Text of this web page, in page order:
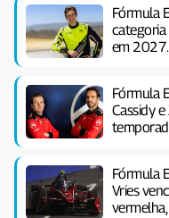
Fórmula
categoria
em 2027.
Fórmula
Cassidy
Fórmula
Vries